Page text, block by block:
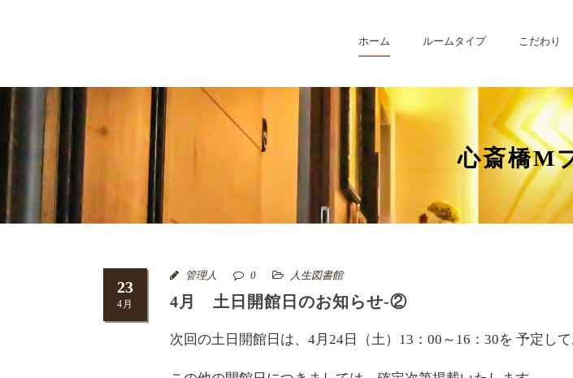
ホーム ルームタイプ こだわり
心斎橋M
23
4月
管理人 0 人生図書館
4月 土日開館日のお知らせ‐②
次回の土日開館日は、4月24日（土）13：00～16：30を 予定して